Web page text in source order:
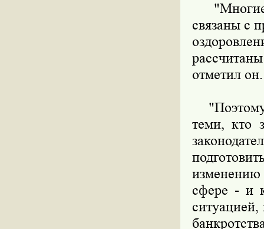
"Многие
связаны с
отметил он.
теми, кто
сфере - и
ситуацией,